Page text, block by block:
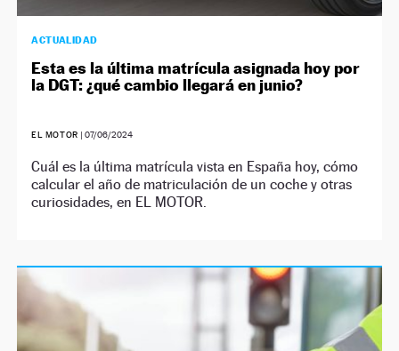
ACTUALIDAD
Esta es la última matrícula asignada hoy por
la DGT: ¿qué cambio llegará en junio?
EL MOTOR | 07/06/2024
Cuál es la última matrícula vista en España hoy, cómo
calcular el año de matriculación de un coche y otras
curiosidades, en EL MOTOR.